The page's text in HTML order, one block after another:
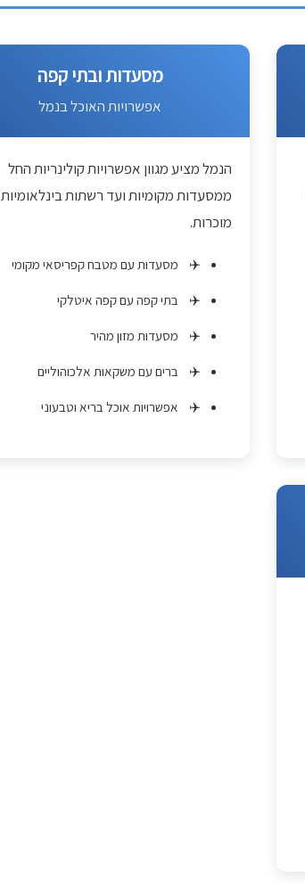
מסעדות ובתי קפה
אפשרויות האוכל בנמל
הנמל מציע מגוון אפשרויות קולינריות החל
ממסעדות מקומיות ועד רשתות בינלאומיות
מוכרות.
מסעדות עם מטבח קפריסאי מקומי
בתי קפה עם קפה איטלקי
מסעדות מזון מהיר
ברים עם משקאות אלכוהוליים
אפשרויות אוכל בריא וטבעוני